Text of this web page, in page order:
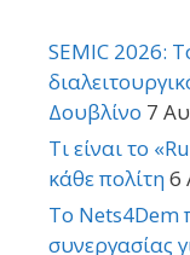
SEMIC 2026:
Δουβλίνο 7
Τι είναι το
κάθε πολίτη6
Το Nets4Dem
συνεργασίας